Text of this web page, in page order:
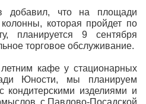
добавил, что на площади
которая пройдет по
планируется 9 сентября
торговое обслуживание.
кафе у стационарных
Юности, мы планируем
кондитерскими изделиями и
с Павлово-Посадской